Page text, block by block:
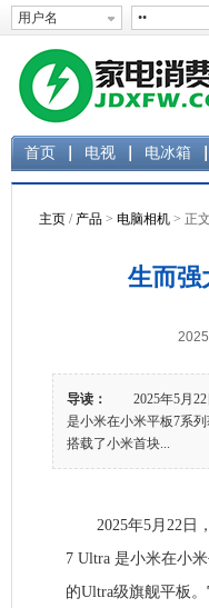
首页 电视 电冰箱
主页 / 产品 > 电脑相机 > 正文
生而强
导读：
2025年5月22
是小米在小米平板7系
搭载了小米首块...
2025年5月22日，
7 Ultra 是小米在小
的Ultra级旗舰平板